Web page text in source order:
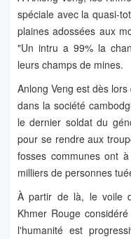
spéciale avec la quasi-
plaines adossées aux
"Un intru a 99% la
leurs champs de mines.
Anlong Veng est dès
dans la société
le dernier soldat du
pour se rendre aux
fosses communes ont
milliers de personnes
À partir de là, le voile
Khmer Rouge
l'humanité est